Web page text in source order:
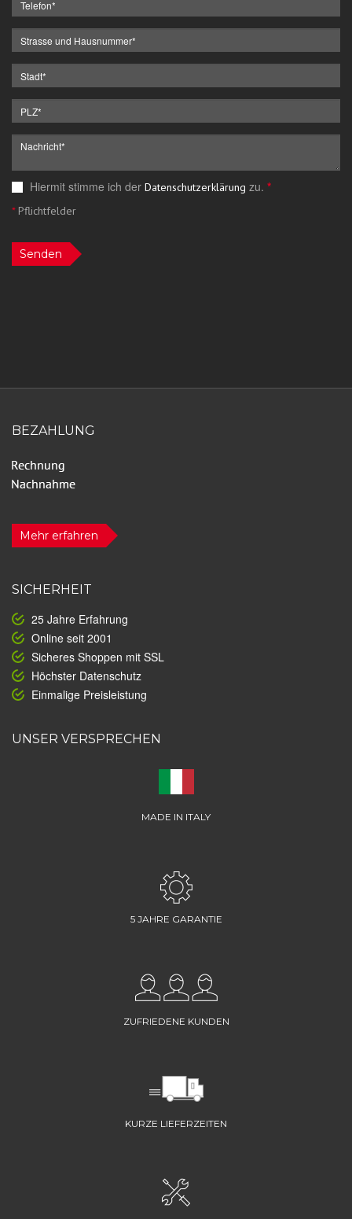
Hiermit stimme ich der Datenschutzerklärung zu. *
*Pflichtfelder
Senden
BEZAHLUNG
Mehr erfahren
SICHERHEIT
25 Jahre Erfahrung
Online seit 2001
Sicheres Shoppen mit SSL
Höchster Datenschutz
Einmalige Preisleistung
UNSER VERSPRECHEN
MADE IN ITALY
5 JAHRE GARANTIE
ZUFRIEDENE KUNDEN
KURZE LIEFERZEITEN